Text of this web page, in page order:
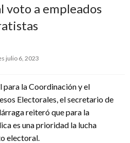
voto a empleados
julio 6, 2023
para la Coordinación y el
Electorales, el secretario de
reiteró que para la
es una prioridad la lucha
electoral.